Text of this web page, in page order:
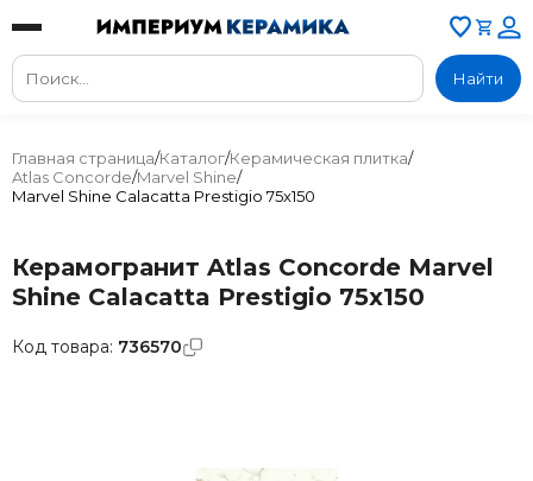
Найти
Главная страница/Каталог/Керамическая плитка/
Atlas Concorde/Marvel Shine/
Marvel Shine Calacatta Prestigio 75x150
Керамогранит Atlas Concorde Marvel
Shine Calacatta Prestigio 75x150
Код товара: 736570